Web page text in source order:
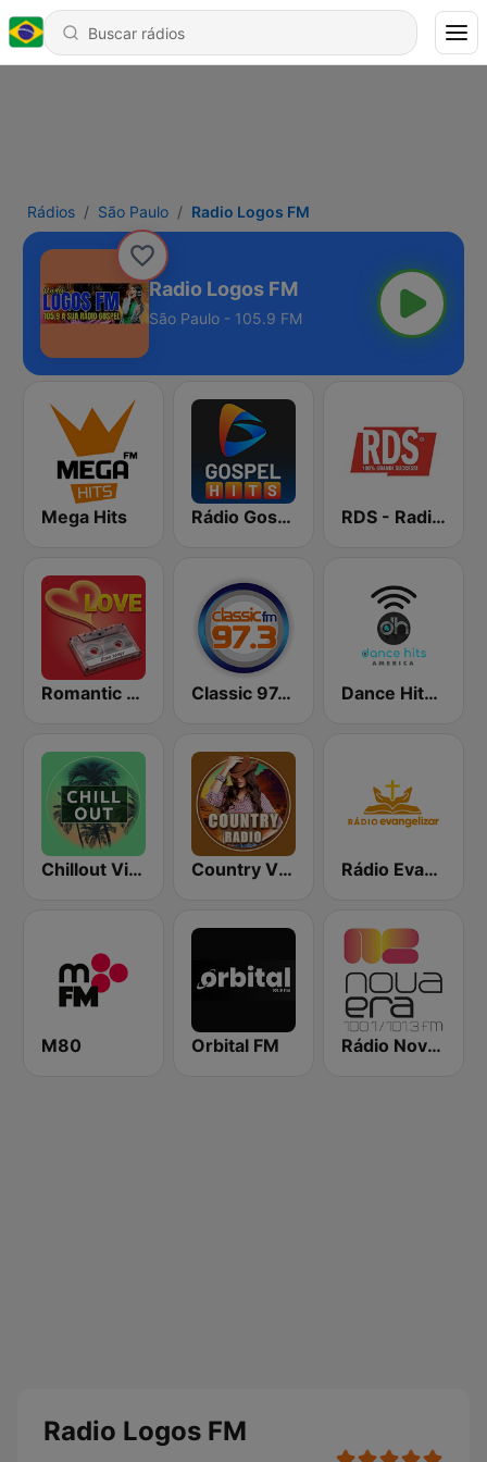
Rádios São Paulo Radio Logos FM
Radio Logos FM
São Paulo - 105.9 FM
Mega Hits Rádio Gospel Hits RDS - Radio Dimensione Suono
Romantic Vibes Classic 97.3 FM Dance Hits America
Chillout Vibes Country Vibes Rádio Evangelizar 99.5 FM
M80 Orbital FM Rádio Nova Era
Radio Logos FM